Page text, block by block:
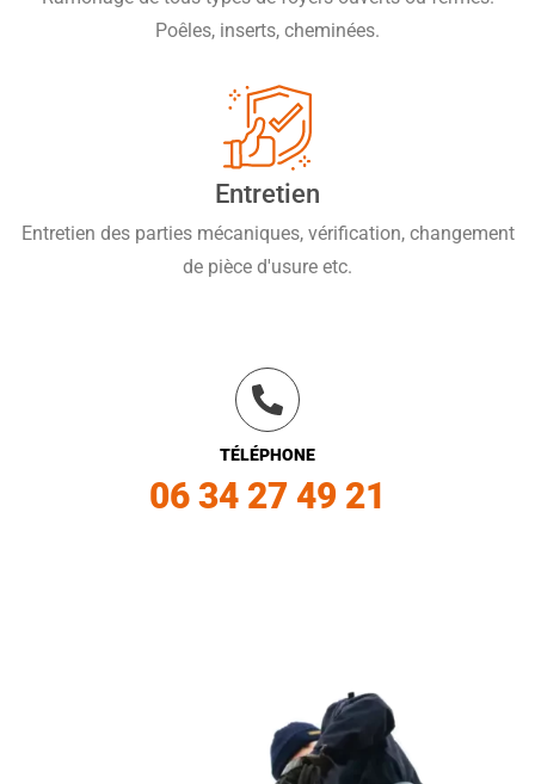
Poêles, inserts, cheminées.
Entretien
Entretien des parties mécaniques, vérification, changement
de pièce d'usure etc.
TÉLÉPHONE
06 34 27 49 21